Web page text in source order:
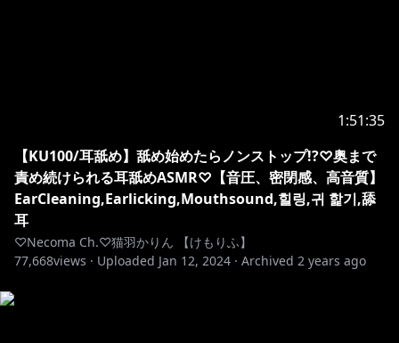
【配信中のお約束ごと】
全てのお客様が素敵な時間を、素敵な思い出として残す
ために、
以下のような行為はすべてお控えいただけますようご協
力をお願いいたします。
1:51:35
【KU100/耳舐め】舐め始めたらノンストップ!?♡奥まで
責め続けられる耳舐めASMR♡【音圧、密閉感、高音質】
EarCleaning,Earlicking,Mouthsound,힐링,귀 핥기,舔
耳
♡Necoma Ch.♡猫羽かりん 【けもりふ】
77,668views · Uploaded Jan 12, 2024 · Archived 2 years ago